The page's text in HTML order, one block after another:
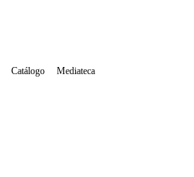
Catálogo Mediateca